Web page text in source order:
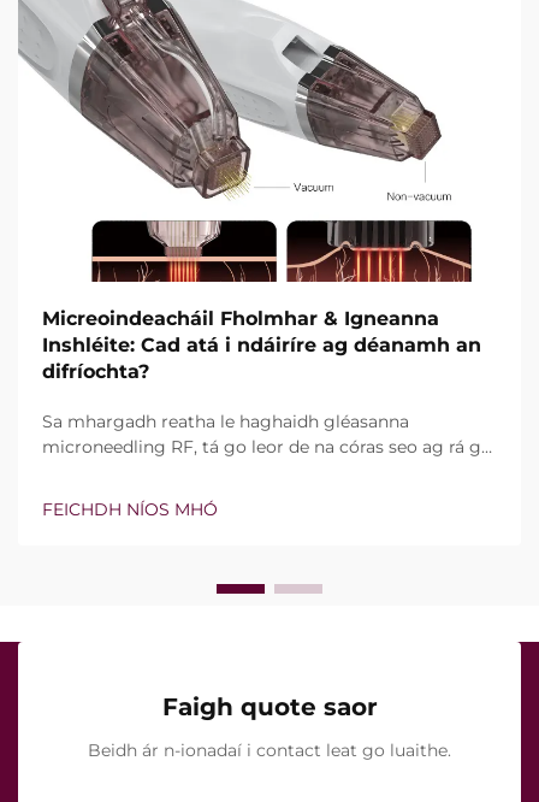
Micreoindeacháil Fholmhar & Igneanna
Inshléite: Cad atá i ndáiríre ag déanamh an
difríochta?
Sa mhargadh reatha le haghaidh gléasanna
microneedling RF, tá go leor de na córas seo ag rá go
Áfach, níl an cheist fíor i ndáiríre an bhfuil na gnéithe
seo ann nó nach bhfuil, ach conas a oibríonn siad go
FEICHDH NÍOS MHÓ
Faigh quote saor
Beidh ár n-ionadaí i contact leat go luaithe.